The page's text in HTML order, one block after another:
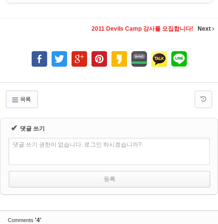
2011 Devils Camp 강사를 모집합니다! Next
목록
✔ 댓글 쓰기
댓글 쓰기 권한이 없습니다. 로그인 하시겠습니까?
Comments '4'